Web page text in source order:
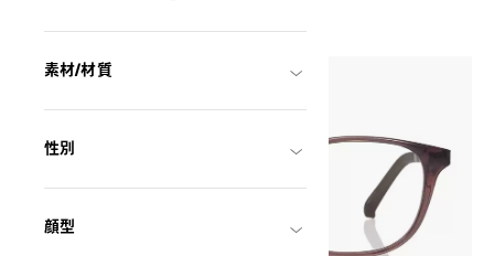
素材/材質
性別
顔型